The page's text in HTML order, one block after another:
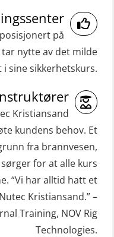
med E-læring
kombinasjon
inkl.
med HABD,
Førstehjelp-
(GMDSS)
mann over bord
mann over bord
(MSE1001)
på
nytte av det milde
i sine sikkerhetskurs.
Kristiansand
kundens behov. Et
fra brannvesen,
for at alle kurs
“Vi har alltid hatt et
Kristiansand.” –
Training, NOV Rig
Technologies.